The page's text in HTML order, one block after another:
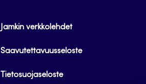
Jamkin verkkolehdet
Saavutettavuusseloste
Tietosuojaseloste